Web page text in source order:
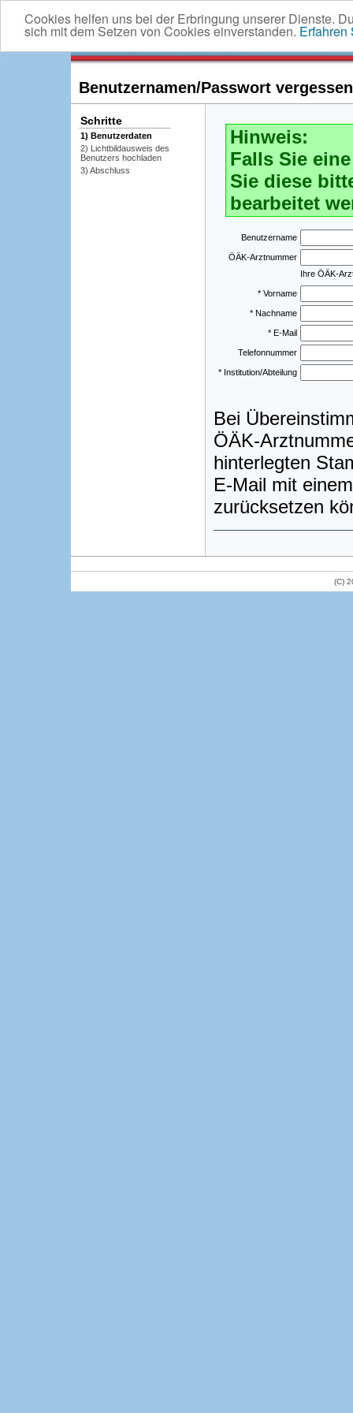
Cookies helfen uns bei der Erbringung unserer Dienste.
sich mit dem Setzen von Cookies einverstanden. Erfahren
Benutzernamen/Passwort
Schritte
1) Benutzerdaten
2) Lichtbildausweis des
Benutzers hochladen
3) Abschluss
Hinweis:
Falls Sie
Sie diese
bearbeitet
Benutzername
ÖÄK-Arztnummer
Ihre ÖÄK-
* Vorname
* Nachname
* E-Mail
Telefonnummer
* Institution/Abteilung
Bei
ÖÄK-
hinterlegten
E-Mail mit
zurücksetzen
(C)